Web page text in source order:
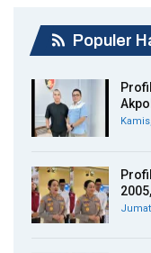
Populer